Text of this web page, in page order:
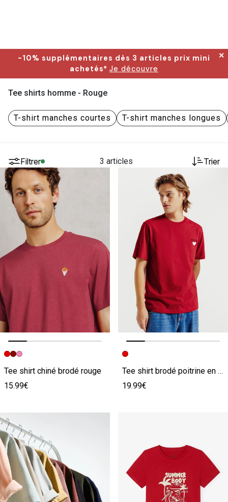
-10% supplémentaires dès 3 articles prix mini
achetés* Je découvre
✕
Tee shirts homme - Rouge
T-shirt manches courtes T-shirt manches longues
Filtrer 3 articles Trier
Image précédente
Image suivante
Tee shirt chiné brodé rouge
15.99€
Image précédente
Image suivante
Tee shirt brodé poitrine en coton rouge
19.99€